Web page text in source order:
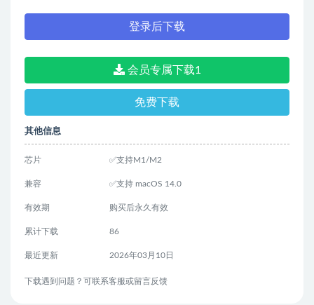
登录后下载
会员专属下载1
免费下载
其他信息
芯片 ✅支持M1/M2
兼容 ✅支持 macOS 14.0
有效期 购买后永久有效
累计下载 86
最近更新 2026年03月10日
下载遇到问题？可联系客服或留言反馈